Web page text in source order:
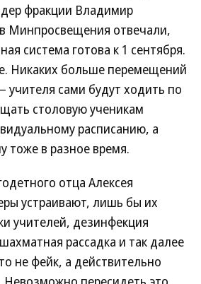
фракции Владимир
Минпросвещения отвечали,
система готова к 1 сентября.
Никаких больше перемещений
сами будут ходить по
столовую ученикам
расписанию, а
тоже в разное время.
отца Алексея
устраивают, лишь бы их
учителей, дезинфекция
рассадка и так далее
не фейк, а действительно